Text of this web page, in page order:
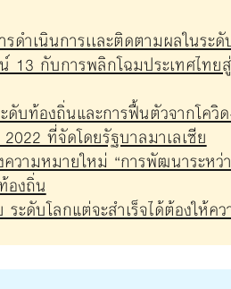
ำเนินการเเละติดตามผลในระ
กับการพลิกโฉมประเทศไท
บท้องถิ่นและการฟื้นตัวจากโควิ
ที่จัดโดยรัฐบาลมาเลเซีย
ามหมายใหม่ “การพัฒนาระหว่
องถิ่น
ะดับโลกแต่จะสำเร็จได้ต้องให้